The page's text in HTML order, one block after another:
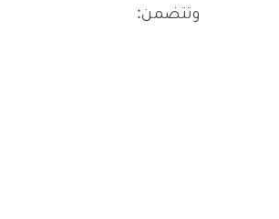
وتتضمن: